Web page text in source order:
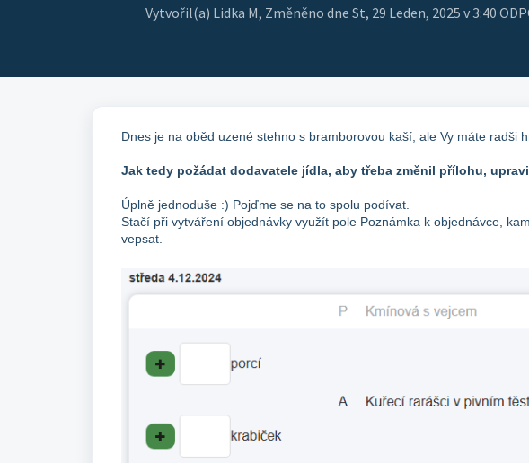
Vytvořil(a) Lidka M, Změněno dne St, 29 Leden, 2025 v 3:40
Dnes je na oběd uzené stehno s bramborovou kaší, ale Vy máte radši
Jak tedy požádat dodavatele jídla, aby třeba změnil přílohu,
Úplně jednoduše :) Pojďme se na to spolu podívat.
Stačí při vytváření objednávky využít pole Poznámka k objednávce,
vepsat.